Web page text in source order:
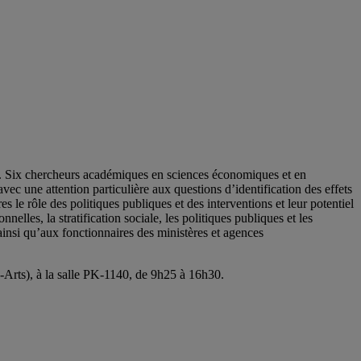
chercheurs académiques en sciences économiques et en
une attention particulière aux questions d’identification des effets
le rôle des politiques publiques et des interventions et leur potentiel
la stratification sociale, les politiques publiques et les
qu’aux fonctionnaires des ministères et agences
à la salle PK-1140, de 9h25 à 16h30.